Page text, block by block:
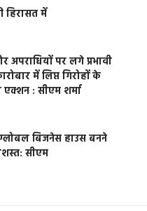
हिरासत में
अपराधियों पर लगे प्रभावी
में लिप्त गिरोहों के
एक्शन : सीएम शर्मा
ग्लोबल बिजनेस हाउस बनने
सीएम